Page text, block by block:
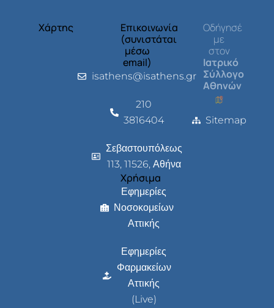
Χάρτης
Επικοινωνία
(συνιστάται
μέσω
email)
isathens@isathens.gr
210
3816404
Σεβαστουπόλεως
113, 11526, Αθήνα
Χρήσιμα
Εφημερίες
Νοσοκομείων
Αττικής
Εφημερίες
Φαρμακείων
Αττικής
(Live)
Οδήγησέ
με
στον
Ιατρικό
Σύλλογο
Αθηνών
Sitemap